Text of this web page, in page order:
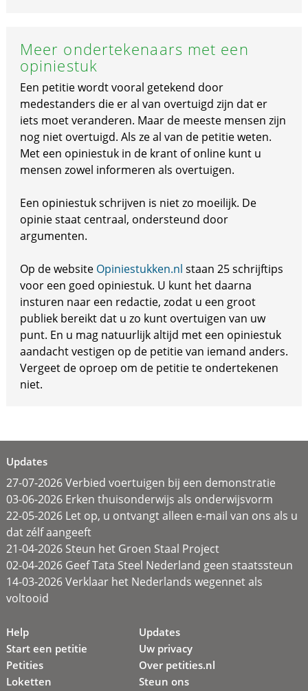
Meer ondertekenaars met een
opiniestuk
Een petitie wordt vooral getekend door
medestanders die er al van overtuigd zijn dat er
iets moet veranderen. Maar de meeste mensen zijn
nog niet overtuigd. Als ze al van de petitie weten.
Met een opiniestuk in de krant of online kunt u
mensen zowel informeren als overtuigen.
Een opiniestuk schrijven is niet zo moeilijk. De
opinie staat centraal, ondersteund door
argumenten.
Op de website Opiniestukken.nl staan 25 schrijftips
voor een goed opiniestuk. U kunt het daarna
insturen naar een redactie, zodat u een groot
publiek bereikt dat u zo kunt overtuigen van uw
punt. En u mag natuurlijk altijd met een opiniestuk
aandacht vestigen op de petitie van iemand anders.
Vergeet de oproep om de petitie te ondertekenen
niet.
Updates
27-07-2026 Verbied voertuigen bij een demonstratie
03-06-2026 Erken thuisonderwijs als onderwijsvorm
22-05-2026 Let op, u ontvangt alleen e-mail van ons als u
dat zélf aangeeft
21-04-2026 Steun het Groen Staal Project
02-04-2026 Geef Tata Steel Nederland geen staatssteun
14-03-2026 Verklaar het Nederlands wegennet als
voltooid
Help
Start een petitie
Petities
Loketten
Updates
Uw privacy
Over petities.nl
Steun ons